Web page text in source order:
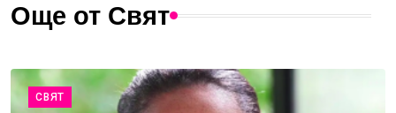
Още от Свят
СВЯТ